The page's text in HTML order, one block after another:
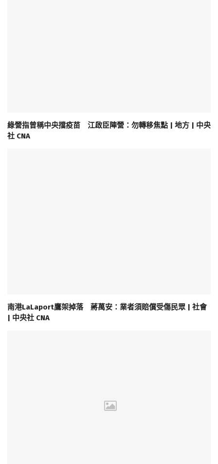
綠營指曾稱中央擋疫苗 江啟臣陣營：勿轉移焦點 | 地方 | 中央
社 CNA
南港LaLaport鷹架掉落 蔣萬安：業者須賠償受傷民眾 | 社會
| 中央社 CNA